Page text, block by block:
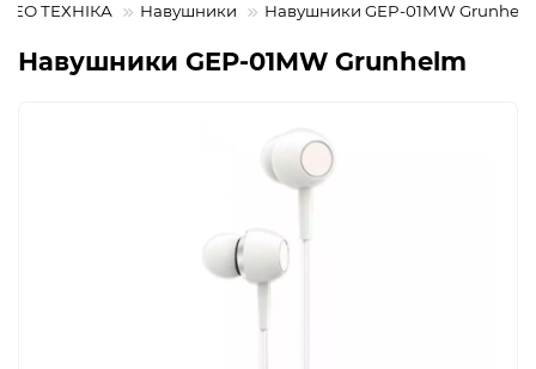
ТЕХНІКА Навушники Навушники GEP-01MW
Навушники GEP-01MW Grunhelm